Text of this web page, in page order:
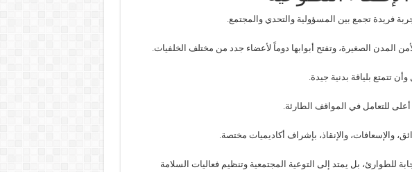
المدن الصغيرة، وتفتح أبوابها دوماً لأعضاء جدد من مختلف الخلفيات.
والإسعافات، والإنقاذ، بإشراف أكاديميات مختصة.
للطوارئ، بل يمتد إلى التوعية المجتمعية وتنظيم فعاليات السلامة